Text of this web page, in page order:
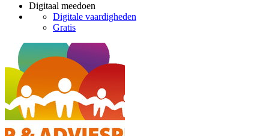
Digitaal meedoen
Digitale vaardigheden
Gratis